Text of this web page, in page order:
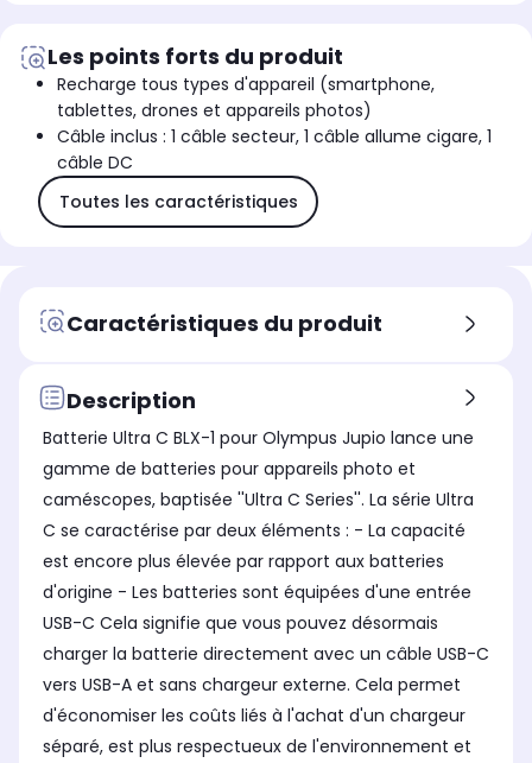
Les points forts du produit
Recharge tous types d'appareil (smartphone,
tablettes, drones et appareils photos)
Câble inclus : 1 câble secteur, 1 câble allume cigare, 1
câble DC
Toutes les caractéristiques
Caractéristiques du produit
Description
Batterie Ultra C BLX-1 pour Olympus Jupio lance une
gamme de batteries pour appareils photo et
caméscopes, baptisée ''Ultra C Series''. La série Ultra
C se caractérise par deux éléments : - La capacité
est encore plus élevée par rapport aux batteries
d'origine - Les batteries sont équipées d'une entrée
USB-C Cela signifie que vous pouvez désormais
charger la batterie directement avec un câble USB-C
vers USB-A et sans chargeur externe. Cela permet
d'économiser les coûts liés à l'achat d'un chargeur
séparé, est plus respectueux de l'environnement et